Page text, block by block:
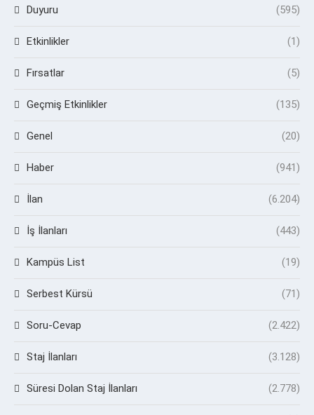
Duyuru (595)
Etkinlikler (1)
Fırsatlar (5)
Geçmiş Etkinlikler (135)
Genel (20)
Haber (941)
İlan (6.204)
İş İlanları (443)
Kampüs List (19)
Serbest Kürsü (71)
Soru-Cevap (2.422)
Staj İlanları (3.128)
Süresi Dolan Staj İlanları (2.778)